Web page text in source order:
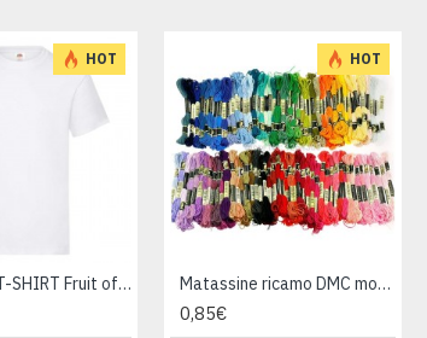
Bicchiere LOVE ORANGE cm 10
HOT
Maglietta T-SHIRT Fruit of The Loom HEAVY varie taglie
HOT
Matassine ricamo DMC moulinè da colore 400 a 799
0,85€